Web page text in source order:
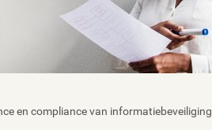
en compliance van informatiebeveiliging